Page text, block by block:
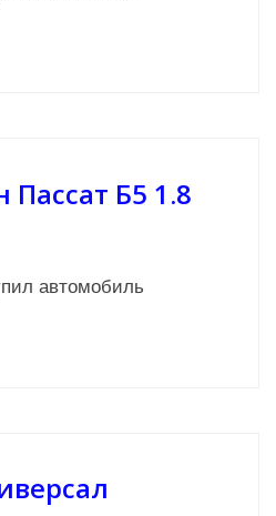
Пассат Б5 1.8
автомобиль